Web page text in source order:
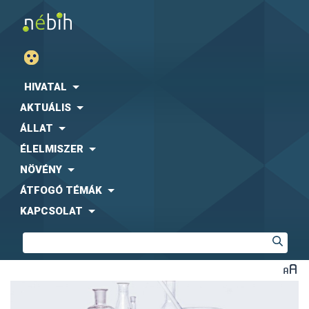
HIVATAL
AKTUÁLIS
ÁLLAT
ÉLELMISZER
NÖVÉNY
ÁTFOGÓ TÉMÁK
KAPCSOLAT